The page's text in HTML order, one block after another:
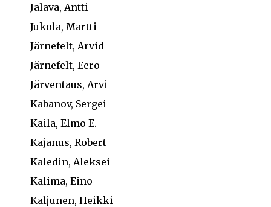
Jalava, Antti
Jukola, Martti
Järnefelt, Arvid
Järnefelt, Eero
Järventaus, Arvi
Kabanov, Sergei
Kaila, Elmo E.
Kajanus, Robert
Kaledin, Aleksei
Kalima, Eino
Kaljunen, Heikki